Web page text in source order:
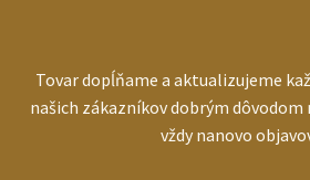
Tovar dopĺňame a aktualizujeme
našich zákazníkov dobrým dôvodom
vždy nanovo